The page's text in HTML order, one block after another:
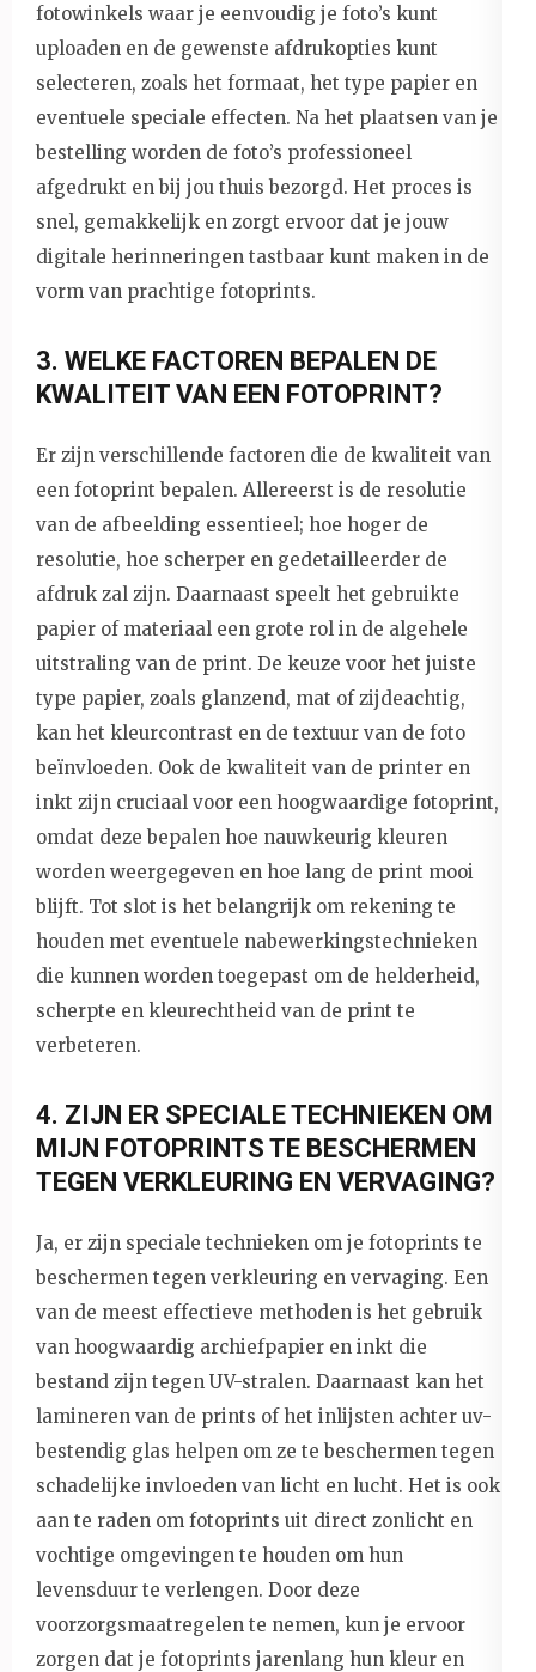
fotowinkels waar je eenvoudig je foto’s kunt
uploaden en de gewenste afdrukopties kunt
selecteren, zoals het formaat, het type papier en
eventuele speciale effecten. Na het plaatsen van je
bestelling worden de foto’s professioneel
afgedrukt en bij jou thuis bezorgd. Het proces is
snel, gemakkelijk en zorgt ervoor dat je jouw
digitale herinneringen tastbaar kunt maken in de
vorm van prachtige fotoprints.
3. WELKE FACTOREN BEPALEN DE
KWALITEIT VAN EEN FOTOPRINT?
Er zijn verschillende factoren die de kwaliteit van
een fotoprint bepalen. Allereerst is de resolutie
van de afbeelding essentieel; hoe hoger de
resolutie, hoe scherper en gedetailleerder de
afdruk zal zijn. Daarnaast speelt het gebruikte
papier of materiaal een grote rol in de algehele
uitstraling van de print. De keuze voor het juiste
type papier, zoals glanzend, mat of zijdeachtig,
kan het kleurcontrast en de textuur van de foto
beïnvloeden. Ook de kwaliteit van de printer en
inkt zijn cruciaal voor een hoogwaardige fotoprint,
omdat deze bepalen hoe nauwkeurig kleuren
worden weergegeven en hoe lang de print mooi
blijft. Tot slot is het belangrijk om rekening te
houden met eventuele nabewerkingstechnieken
die kunnen worden toegepast om de helderheid,
scherpte en kleurechtheid van de print te
verbeteren.
4. ZIJN ER SPECIALE TECHNIEKEN OM
MIJN FOTOPRINTS TE BESCHERMEN
TEGEN VERKLEURING EN VERVAGING?
Ja, er zijn speciale technieken om je fotoprints te
beschermen tegen verkleuring en vervaging. Een
van de meest effectieve methoden is het gebruik
van hoogwaardig archiefpapier en inkt die
bestand zijn tegen UV-stralen. Daarnaast kan het
lamineren van de prints of het inlijsten achter uv-
bestendig glas helpen om ze te beschermen tegen
schadelijke invloeden van licht en lucht. Het is ook
aan te raden om fotoprints uit direct zonlicht en
vochtige omgevingen te houden om hun
levensduur te verlengen. Door deze
voorzorgsmaatregelen te nemen, kun je ervoor
zorgen dat je fotoprints jarenlang hun kleur en